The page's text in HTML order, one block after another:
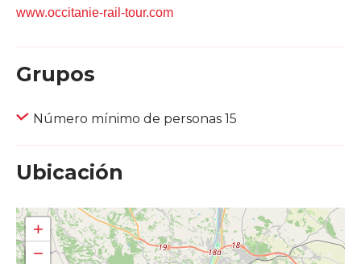
www.occitanie-rail-tour.com
Grupos
Número mínimo de personas 15
Ubicación
+
−